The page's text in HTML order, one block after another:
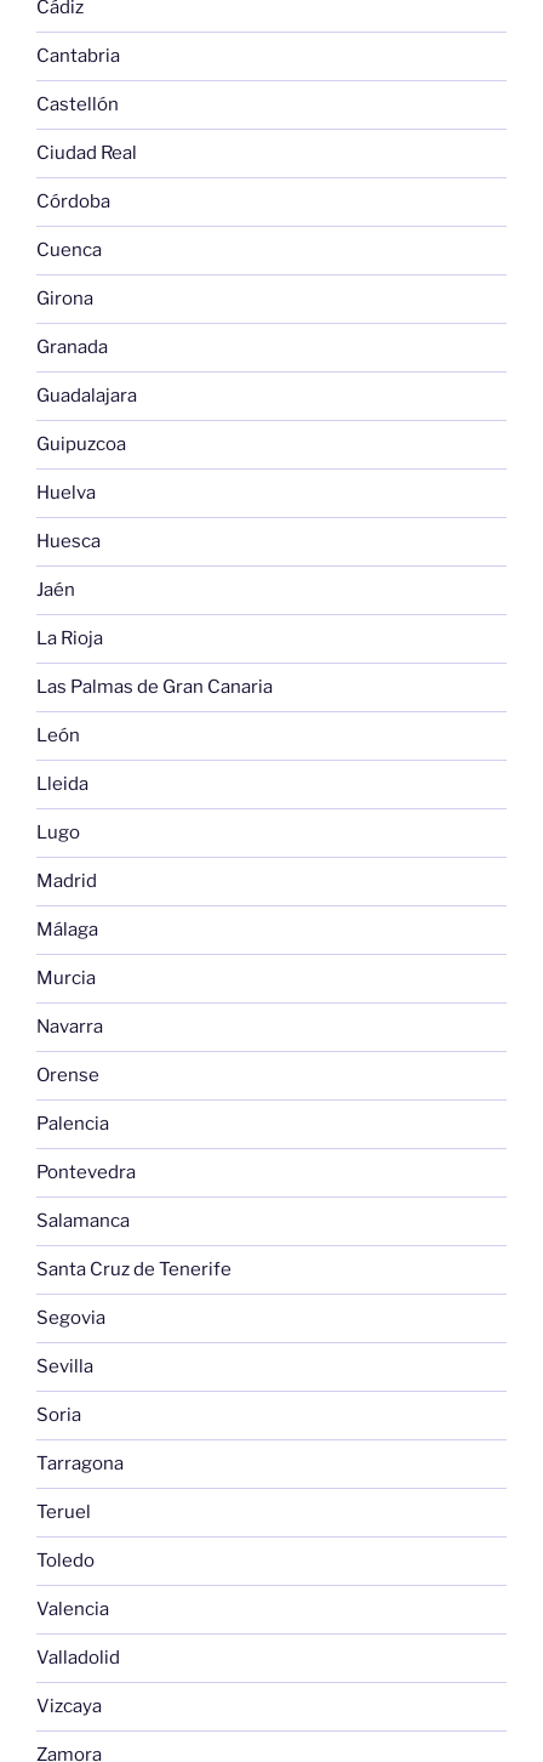
Cádiz
Cantabria
Castellón
Ciudad Real
Córdoba
Cuenca
Girona
Granada
Guadalajara
Guipuzcoa
Huelva
Huesca
Jaén
La Rioja
Las Palmas de Gran Canaria
León
Lleida
Lugo
Madrid
Málaga
Murcia
Navarra
Orense
Palencia
Pontevedra
Salamanca
Santa Cruz de Tenerife
Segovia
Sevilla
Soria
Tarragona
Teruel
Toledo
Valencia
Valladolid
Vizcaya
Zamora